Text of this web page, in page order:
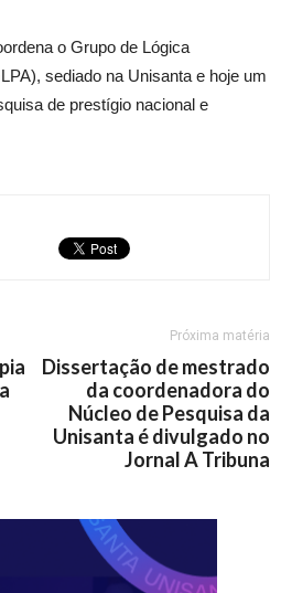
o Grupo de Lógica
sediado na Unisanta e hoje um
de prestígio nacional e
Próxima matéria
Dissertação de mestrado
da coordenadora do
Núcleo de Pesquisa da
Unisanta é divulgado no
Jornal A Tribuna